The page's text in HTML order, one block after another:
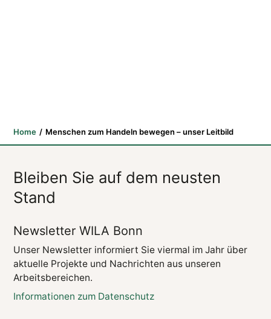
Home Menschen zum Handeln bewegen – unser Leitbild
Bleiben Sie auf dem neusten
Stand
Newsletter WILA Bonn
Unser Newsletter informiert Sie viermal im Jahr über
aktuelle Projekte und Nachrichten aus unseren
Arbeitsbereichen.
Informationen zum Datenschutz